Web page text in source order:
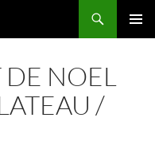
NOEL
/